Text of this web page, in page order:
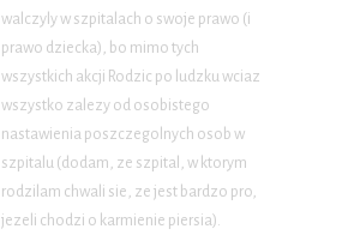
walczyly w szpitalach o swoje prawo (i
prawo dziecka), bo mimo tych
wszystkich akcji Rodzic po ludzku wciaz
wszystko zalezy od osobistego
nastawienia poszczegolnych osob w
szpitalu (dodam, ze szpital, w ktorym
rodzilam chwali sie, ze jest bardzo pro,
jezeli chodzi o karmienie piersia).